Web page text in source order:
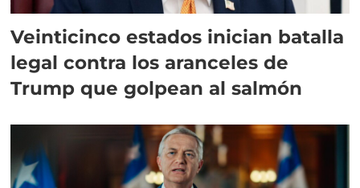
Veinticinco estados inician batalla
legal contra los aranceles de
Trump que golpean al salmón